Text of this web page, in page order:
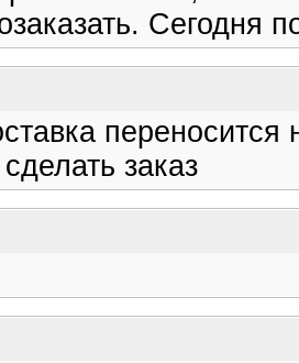
Сегодня
заказ